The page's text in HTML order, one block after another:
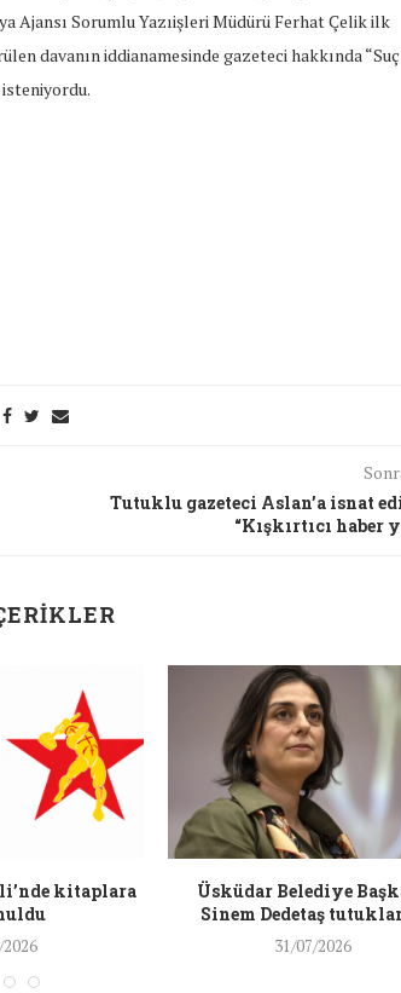
Ajansı Sorumlu Yazıişleri Müdürü Ferhat Çelik ilk
davanın iddianamesinde gazeteci hakkında “Suç
isteniyordu.
Tutuklu gazeteci Aslan’a isnat
“Kışkırtıcı haber
kitaplara
Üsküdar Belediye
Sinem Dedetaş
31/07/2026
26/Şub/2018